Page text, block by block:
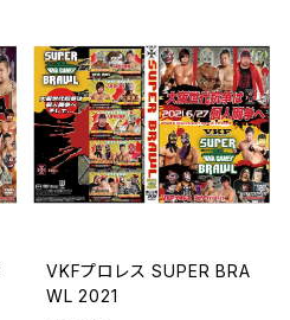
VKFプロレス SUPER BRA
WL 2021